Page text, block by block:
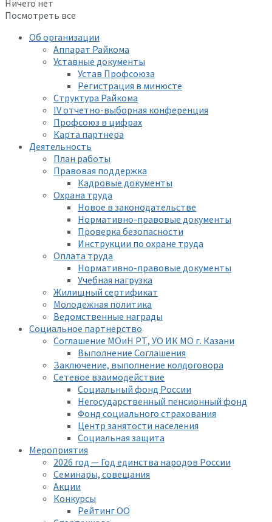
Ничего нет
Посмотреть все
Об организации
Аппарат Райкома
Уставные документы
Устав Профсоюза
Регистрация в минюсте
Структура Райкома
IV отчетно-выборная конференция
Профсоюз в цифрах
Карта партнера
Деятельность
План работы
Правовая поддержка
Кадровые документы
Охрана труда
Новое в законодательстве
Нормативно-правовые документы
Проверка безопасности
Инструкции по охране труда
Оплата труда
Нормативно-правовые документы
Учебная нагрузка
Жилищный сертификат
Молодежная политика
Ведомственные награды
Социальное партнерство
Соглашение МОиН РТ, УО ИК МО г. Казани
Выполнение Соглашения
Заключение, выполнение колдоговора
Сетевое взаимодействие
Социальный фонд России
Негосударственный пенсионный фонд
Фонд социального страхования
Центр занятости населения
Социальная защита
Мероприятия
2026 год — Год единства народов России
Семинары, совещания
Акции
Конкурсы
Рейтинг ОО